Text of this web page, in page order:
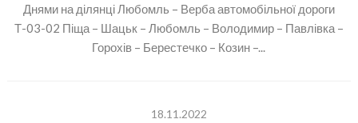
Днями на ділянці Любомль – Верба автомобільної дороги
Т-03-02 Піща – Шацьк – Любомль – Володимир – Павлівка –
Горохів – Берестечко – Козин –...
18.11.2022